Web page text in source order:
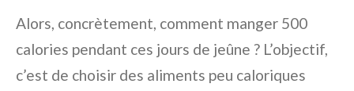
Alors, concrètement, comment manger 500
calories pendant ces jours de jeûne ? L’objectif,
c’est de choisir des aliments peu caloriques